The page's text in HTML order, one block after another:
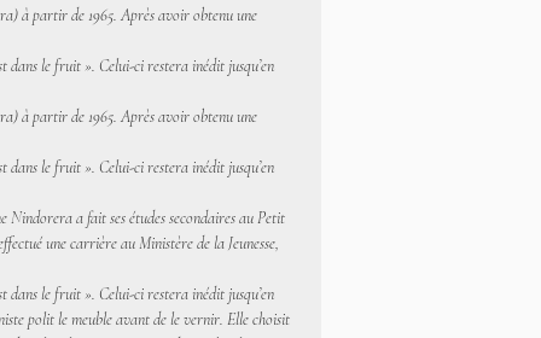
à partir de 1965. Après avoir obtenu une
dans le fruit ». Celui-ci restera inédit jusqu’en
à partir de 1965. Après avoir obtenu une
dans le fruit ». Celui-ci restera inédit jusqu’en
a fait ses études secondaires au Petit
une carrière au Ministère de la Jeunesse,
dans le fruit ». Celui-ci restera inédit jusqu’en
polit le meuble avant de le vernir. Elle choisit